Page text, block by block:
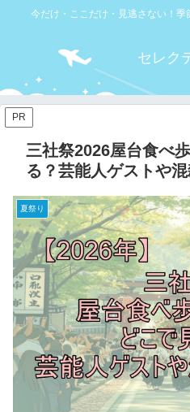
今だけ・ここだけ・見逃さない！季
セレク
PR
三社祭2026屋台食べ
る？芸能人ゲストや混
夏祭り